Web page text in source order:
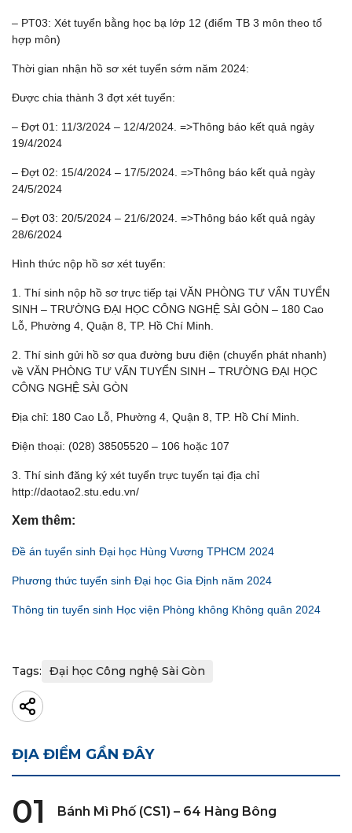
– PT03: Xét tuyển bằng học bạ lớp 12 (điểm TB 3 môn theo tổ
hợp môn)
Thời gian nhận hồ sơ xét tuyển sớm năm 2024:
Được chia thành 3 đợt xét tuyển:
– Đợt 01: 11/3/2024 – 12/4/2024. =>Thông báo kết quả ngày
19/4/2024
– Đợt 02: 15/4/2024 – 17/5/2024. =>Thông báo kết quả ngày
24/5/2024
– Đợt 03: 20/5/2024 – 21/6/2024. =>Thông báo kết quả ngày
28/6/2024
Hình thức nộp hồ sơ xét tuyển:
1. Thí sinh nộp hồ sơ trực tiếp tại VĂN PHÒNG TƯ VẤN TUYỂN
SINH – TRƯỜNG ĐẠI HỌC CÔNG NGHỆ SÀI GÒN – 180 Cao
Lỗ, Phường 4, Quận 8, TP. Hồ Chí Minh.
2. Thí sinh gửi hồ sơ qua đường bưu điện (chuyển phát nhanh)
về VĂN PHÒNG TƯ VẤN TUYỂN SINH – TRƯỜNG ĐẠI HỌC
CÔNG NGHỆ SÀI GÒN
Địa chỉ: 180 Cao Lỗ, Phường 4, Quận 8, TP. Hồ Chí Minh.
Điện thoại: (028) 38505520 – 106 hoặc 107
3. Thí sinh đăng ký xét tuyển trực tuyến tại địa chỉ
http://daotao2.stu.edu.vn/
Xem thêm:
Đề án tuyển sinh Đại học Hùng Vương TPHCM 2024
Phương thức tuyển sinh Đại học Gia Định năm 2024
Thông tin tuyển sinh Học viện Phòng không Không quân 2024
Tags: Đại học Công nghệ Sài Gòn
ĐỊA ĐIỂM GẦN ĐÂY
01 Bánh Mì Phố (CS1) – 64 Hàng Bông